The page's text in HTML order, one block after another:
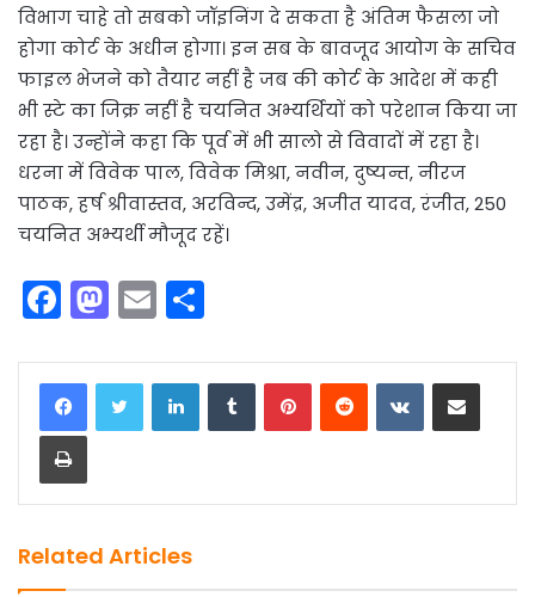
विभाग चाहे तो सबको जॉइनिंग दे सकता है अंतिम फैसला जो
होगा कोर्ट के अधीन होगा। इन सब के बावजूद आयोग के सचिव
फाइल भेजने को तैयार नहीं है जब की कोर्ट के आदेश में कही
भी स्टे का जिक्र नहीं है चयनित अभ्यर्थियों को परेशान किया जा
रहा है। उन्होंने कहा कि पूर्व में भी सालो से विवादों में रहा है।
धरना में विवेक पाल, विवेक मिश्रा, नवीन, दुष्यन्त, नीरज
पाठक, हर्ष श्रीवास्तव, अरविन्द, उमेंद्र, अजीत यादव, रंजीत, 250
चयनित अभ्यर्थी मौजूद रहें।
F
a
c
e
b
o
k
M
a
st
o
o
E
m
ai ar
LinkedInTumblrPinterestReddit VKontakteShare via Email
Print
Related Articles